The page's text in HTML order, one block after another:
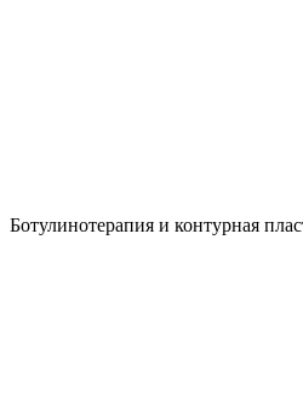
Ботулинотерапия и контурная